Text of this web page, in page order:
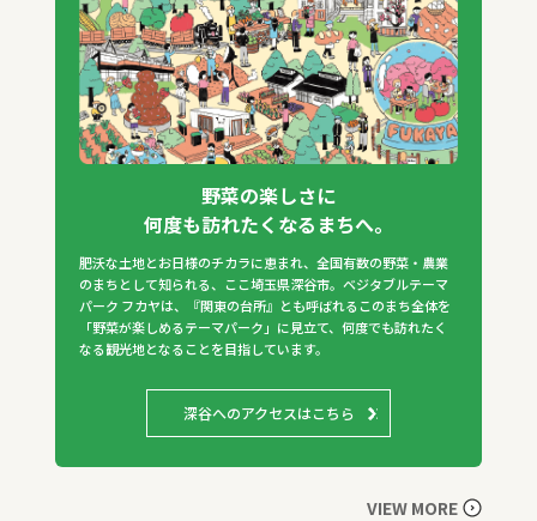
野菜の楽しさに
何度も訪れたくなるまちへ。
肥沃な土地とお日様のチカラに恵まれ、全国有数の野菜・農業
のまちとして知られる、ここ埼玉県深谷市。ベジタブルテーマ
パーク フカヤは、『関東の台所』とも呼ばれるこのまち全体を
「野菜が楽しめるテーマパーク」に見立て、何度でも訪れたく
なる観光地となることを目指しています。
深谷へのアクセスはこちら
VIEW MORE